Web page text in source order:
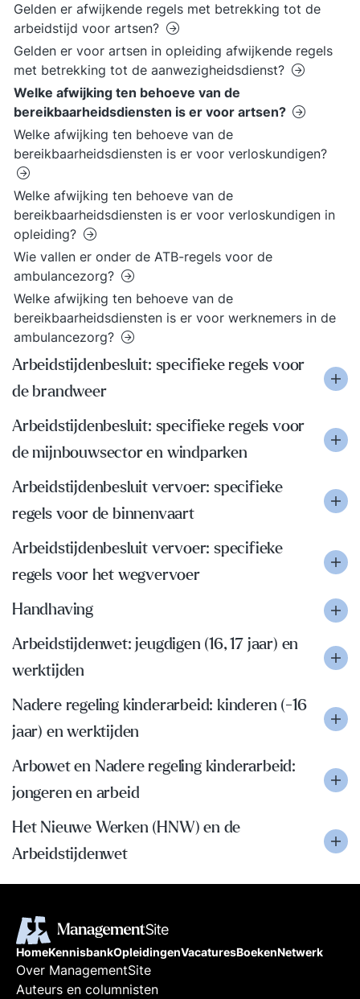
Gelden er afwijkende regels met betrekking tot de
arbeidstijd voor artsen?
Gelden er voor artsen in opleiding afwijkende regels
met betrekking tot de aanwezigheidsdienst?
Welke afwijking ten behoeve van de
bereikbaarheidsdiensten is er voor artsen?
Welke afwijking ten behoeve van de
bereikbaarheidsdiensten is er voor verloskundigen?
Welke afwijking ten behoeve van de
bereikbaarheidsdiensten is er voor verloskundigen in
opleiding?
Wie vallen er onder de ATB-regels voor de
ambulancezorg?
Welke afwijking ten behoeve van de
bereikbaarheidsdiensten is er voor werknemers in de
ambulancezorg?
Arbeidstijdenbesluit: specifieke regels voor
de brandweer
Arbeidstijdenbesluit: specifieke regels voor
de mijnbouwsector en windparken
Arbeidstijdenbesluit vervoer: specifieke
regels voor de binnenvaart
Arbeidstijdenbesluit vervoer: specifieke
regels voor het wegvervoer
Handhaving
Arbeidstijdenwet: jeugdigen (16, 17 jaar) en
werktijden
Nadere regeling kinderarbeid: kinderen (-16
jaar) en werktijden
Arbowet en Nadere regeling kinderarbeid:
jongeren en arbeid
Het Nieuwe Werken (HNW) en de
Arbeidstijdenwet
HomeKennisbankOpleidingenVacaturesBoekenNetwerk
Over ManagementSite
Auteurs en columnisten